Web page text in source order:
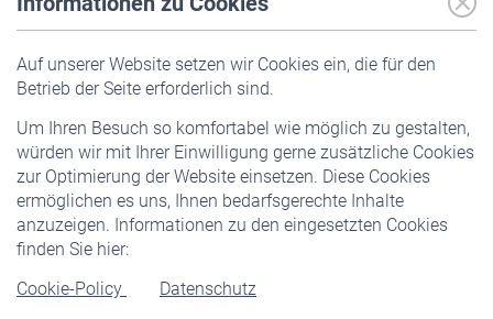
Auf unserer Website setzen wir Cookies ein, die für den
Betrieb der Seite erforderlich sind.
Um Ihren Besuch so komfortabel wie möglich zu gestalten,
würden wir mit Ihrer Einwilligung gerne zusätzliche Cookies
zur Optimierung der Website einsetzen. Diese Cookies
ermöglichen es uns, Ihnen bedarfsgerechte Inhalte
anzuzeigen. Informationen zu den eingesetzten Cookies
finden Sie hier:
Cookie-Policy
Datenschutz
Pflichtversicherung
Staatliche Förderung
Veranstaltungen
Rentner
Rentenbeginn
Rente beantragen